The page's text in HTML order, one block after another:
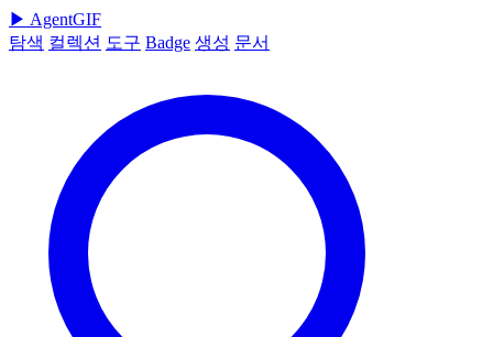
▶ AgentGIF
탐색 컬렉션 도구 Badge 생성 문서